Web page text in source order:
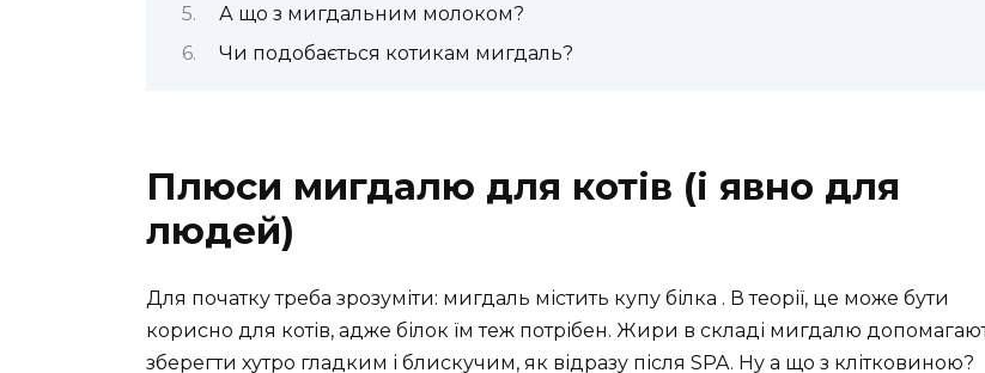
А що з мигдальним молоком?
Чи подобається котикам мигдаль?
Плюси мигдалю для котів (і явно для
людей)
Для початку треба зрозуміти: мигдаль містить купу білка . В теорії, це може бути
корисно для котів, адже білок їм теж потрібен. Жири в складі мигдалю
зберегти хутро гладким і блискучим, як відразу після SPA. Ну а що з клітковиною?